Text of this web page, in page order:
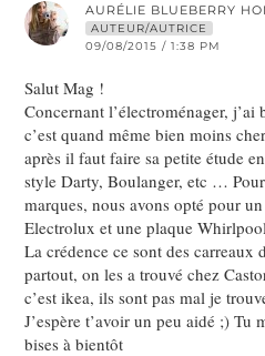
AURÉLIE BLUEBERRY
AUTEUR/AUTRICE
09/08/2015 / 1:38 PM
Salut Mag !
Concernant l’électroménager,
c’est quand même bien moins
après il faut faire sa petite étude
style Darty, Boulanger, etc …
marques, nous avons opté pour
Electrolux et une plaque
La crédence ce sont des carreaux
partout, on les a trouvé chez
c’est ikea, ils sont pas mal je
J’espère t’avoir un peu aidé ;) Tu
bises à bientôt